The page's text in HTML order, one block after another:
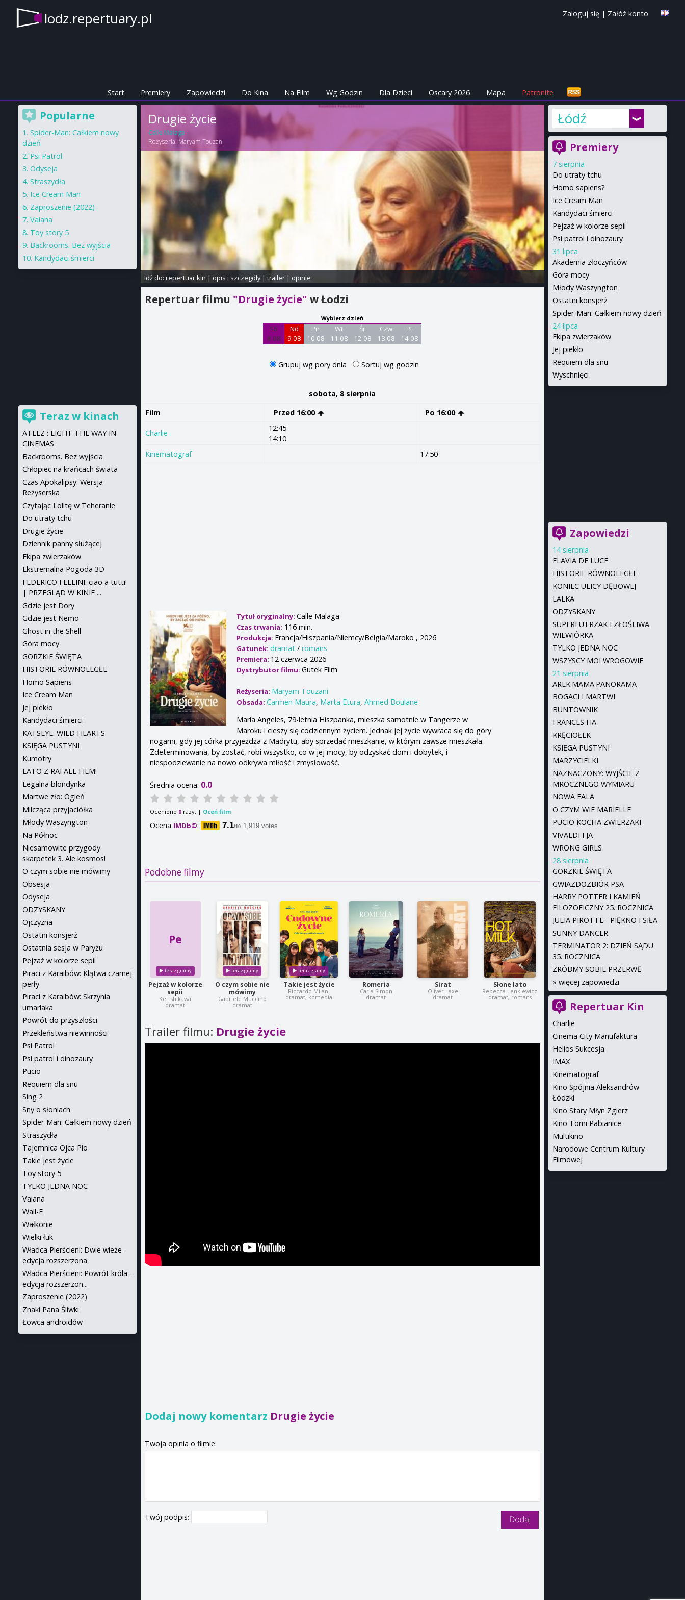
lodz.repertuary.pl Zaloguj się | Załóż konto
Start Premiery Zapowiedzi Do Kina Na Film Wg Godzin Dla Dzieci Oscary 2026 Mapa Patronite
Drugie życie
Calle Malaga
Reżyseria: Maryam Touzani
Idź do: repertuar kin | opis i szczegóły| trailer| opinie
Repertuar filmu "Drugie życie"w Łodzi
Wybierz dzień
Sb
8 08
Nd
9 08
Pn
10 08
Wt
11 08
Śr
12 08
Czw
13 08
Pt
14 08
Grupuj wg pory dnia Sortuj wg godzin
sobota, 8 sierpnia
Film
Przed 16:00 Po 16:00
Charlie
12:45
14:10
Kinematograf
17:50
Tytuł oryginalny:Calle Malaga
Czas trwania: 116 min.
Produkcja: Francja/Hiszpania/Niemcy/Belgia/Maroko , 2026
Gatunek:dramat /romans
Premiera: 12 czerwca 2026
Dystrybutor filmu:Gutek Film
Reżyseria: Maryam Touzani
Obsada:Carmen Maura, Marta Etura,Ahmed Boulane
Maria Angeles, 79-letnia Hiszpanka, mieszka samotnie w Tangerze w
Maroku i cieszy się codziennym życiem. Jednak jej życie wywraca się do góry
nogami, gdy jej córka przyjeżdża z Madrytu, aby sprzedać mieszkanie, w którym zawsze mieszkała.
Zdeterminowana, by zostać, robi wszystko, co w jej mocy, by odzyskać dom i dobytek, i
niespodziewanie na nowo odkrywa miłość i zmysłowość.
Średnia ocena: 0.0
Oceniono 0 razy. | Oceń film
Ocena IMDb©: 7.1/10 1,919 votes
Podobne filmy
Pe
Pejzaż w kolorze
sepii
Kei Ishikawa
dramat
O czym sobie nie
mówimy
Gabriele Muccino
dramat
Takie jest życie
Riccardo Milani
dramat, komedia
Romeria
Carla Simon
dramat
Sirat
Oliver Laxe
dramat
Słone lato
Rebecca Lenkiewicz
dramat, romans
Trailer filmu: Drugie życie
Dodaj nowy komentarz Drugie życie
Twoja opinia o filmie:
Twój podpis:
Łódź
Premiery
7 sierpnia
Do utraty tchu
Homo sapiens?
Ice Cream Man
Kandydaci śmierci
Pejzaż w kolorze sepii
Psi patrol i dinozaury
31 lipca
Akademia złoczyńców
Góra mocy
Młody Waszyngton
Ostatni konsjerż
Spider-Man: Całkiem nowy dzień
24 lipca
Ekipa zwierzaków
Jej piekło
Requiem dla snu
Wyschnięci
Zapowiedzi
14 sierpnia
FLAVIA DE LUCE
HISTORIE RÓWNOLEGŁE
KONIEC ULICY DĘBOWEJ
LALKA
ODZYSKANY
SUPERFUTRZAK I ZŁOŚLIWA
WIEWIÓRKA
TYLKO JEDNA NOC
WSZYSCY MOI WROGOWIE
21 sierpnia
AREK.MAMA.PANORAMA
BOGACI I MARTWI
BUNTOWNIK
FRANCES HA
KRĘCIOŁEK
KSIĘGA PUSTYNI
MARZYCIELKI
NAZNACZONY: WYJŚCIE Z
MROCZNEGO WYMIARU
NOWA FALA
O CZYM WIE MARIELLE
PUCIO KOCHA ZWIERZAKI
VIVALDI I JA
WRONG GIRLS
28 sierpnia
GORZKIE ŚWIĘTA
GWIAZDOZBIÓR PSA
HARRY POTTER I KAMIEŃ
FILOZOFICZNY 25. ROCZNICA
JULIA PIROTTE - PIĘKNO I SIŁA
SUNNY DANCER
TERMINATOR 2: DZIEŃ SĄDU
35. ROCZNICA
ZRÓBMY SOBIE PRZERWĘ
» więcej zapowiedzi
Repertuar Kin
Charlie
Cinema City Manufaktura
Helios Sukcesja
IMAX
Kinematograf
Kino Spójnia Aleksandrów
Łódzki
Kino Stary Młyn Zgierz
Kino Tomi Pabianice
Multikino
Narodowe Centrum Kultury
Filmowej
Popularne
Spider-Man: Całkiem nowy
dzień
Psi Patrol
Odyseja
Straszydła
Ice Cream Man
Zaproszenie (2022)
Vaiana
Toy story 5
Backrooms. Bez wyjścia
Kandydaci śmierci
Teraz w kinach
ATEEZ : LIGHT THE WAY IN
CINEMAS
Backrooms. Bez wyjścia
Chłopiec na krańcach świata
Czas Apokalipsy: Wersja
Reżyserska
Czytając Lolitę w Teheranie
Do utraty tchu
Drugie życie
Dziennik panny służącej
Ekipa zwierzaków
Ekstremalna Pogoda 3D
FEDERICO FELLINI: ciao a tutti!
| PRZEGLĄD W KINIE ...
Gdzie jest Dory
Gdzie jest Nemo
Ghost in the Shell
Góra mocy
GORZKIE ŚWIĘTA
HISTORIE RÓWNOLEGŁE
Homo Sapiens
Ice Cream Man
Jej piekło
Kandydaci śmierci
KATSEYE: WILD HEARTS
KSIĘGA PUSTYNI
Kumotry
LATO Z RAFAEL FILM!
Legalna blondynka
Martwe zło: Ogień
Milcząca przyjaciółka
Młody Waszyngton
Na Północ
Niesamowite przygody
skarpetek 3. Ale kosmos!
O czym sobie nie mówimy
Obsesja
Odyseja
ODZYSKANY
Ojczyzna
Ostatni konsjerż
Ostatnia sesja w Paryżu
Pejzaż w kolorze sepii
Piraci z Karaibów: Klątwa czarnej
perły
Piraci z Karaibów: Skrzynia
umarlaka
Powrót do przyszłości
Przekleństwa niewinności
Psi Patrol
Psi patrol i dinozaury
Pucio
Requiem dla snu
Sing 2
Sny o słoniach
Spider-Man: Całkiem nowy dzień
Straszydła
Tajemnica Ojca Pio
Takie jest życie
Toy story 5
TYLKO JEDNA NOC
Vaiana
Wall-E
Wałkonie
Wielki łuk
Władca Pierścieni: Dwie wieże -
edycja rozszerzona
Władca Pierścieni: Powrót króla -
edycja rozszerzon...
Zaproszenie (2022)
Znaki Pana Śliwki
Łowca androidów